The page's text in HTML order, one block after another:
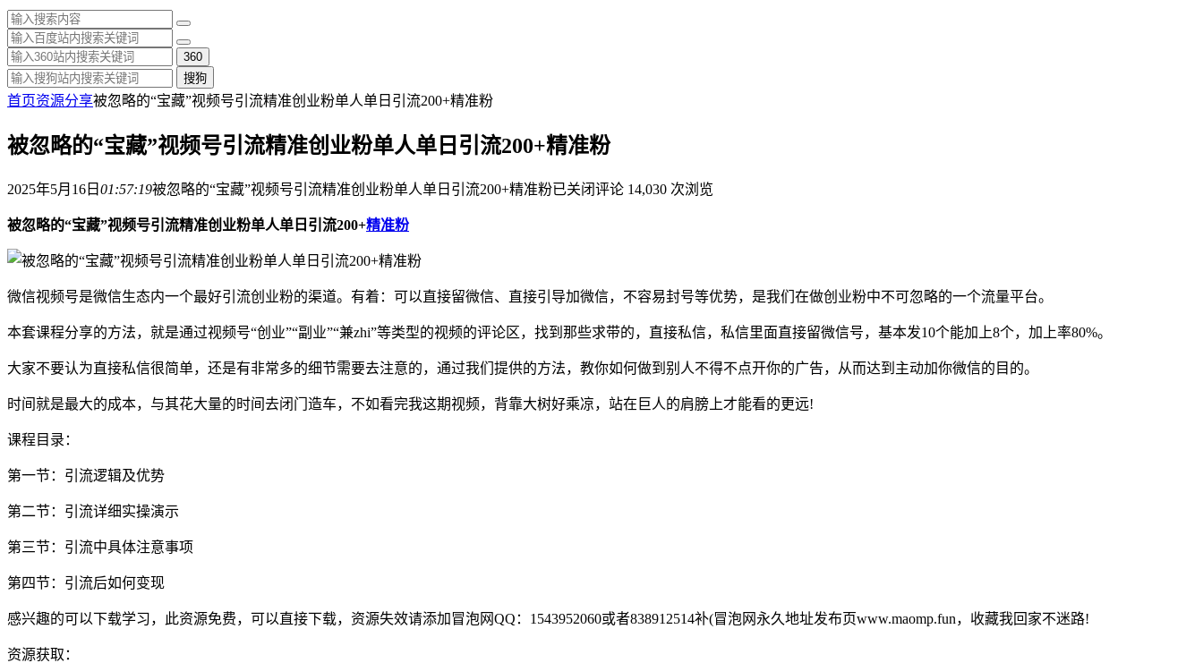
360
搜狗
首页资源分享被忽略的“宝藏”视频号引流精准创业粉单人单日引流200+精准粉
被忽略的“宝藏”视频号引流精准创业粉单人单日引流200+精准粉
2025年5月16日 01:57:19被忽略的“宝藏”视频号引流精准创业粉单人单日引流200+精准粉已关闭评论 14,030 次浏览
被忽略的“宝藏”视频号引流精准创业粉单人单日引流200+精准粉
微信视频号是微信生态内一个最好引流创业粉的渠道。有着：可以直接留微信、直接引导加微信，不容易封号等优势，是我们在做创业粉中不可忽略的一个流量平台。
本套课程分享的方法，就是通过视频号“创业”“副业”“兼zhi”等类型的视频的评论区，找到那些求带的，直接私信，私信里面直接留微信号，基本发10个能加上8个，加上率80%。
大家不要认为直接私信很简单，还是有非常多的细节需要去注意的，通过我们提供的方法，教你如何做到别人不得不点开你的广告，从而达到主动加你微信的目的。
时间就是最大的成本，与其花大量的时间去闭门造车，不如看完我这期视频，背靠大树好乘凉，站在巨人的肩膀上才能看的更远!
课程目录：
第一节：引流逻辑及优势
第二节：引流详细实操演示
第三节：引流中具体注意事项
第四节：引流后如何变现
感兴趣的可以下载学习，此资源免费，可以直接下载，资源失效请添加冒泡网QQ：1543952060或者838912514补(冒泡网永久地址发布页www.maomp.fun，收藏我回家不迷路!
资源获取：